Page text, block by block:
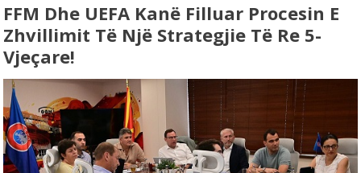
FFM Dhe UEFA Kanë Filluar Procesin E
Zhvillimit Të Një Strategjie Të Re 5-
Vjeçare!